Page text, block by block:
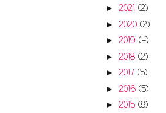
► 2021 (2)
► 2020 (2)
► 2019 (4)
► 2018 (2)
► 2017 (5)
► 2016 (5)
► 2015 (8)